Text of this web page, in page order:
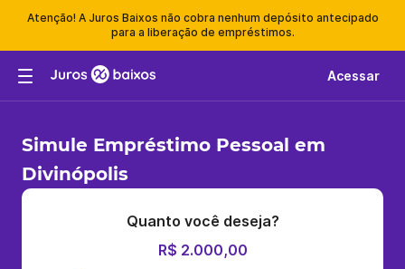
Atenção! A Juros Baixos não cobra nenhum depósito antecipado
para a liberação de empréstimos.
Acessar
Simule Empréstimo Pessoal em
Divinópolis
Quanto você deseja?
R$ 2.000,00